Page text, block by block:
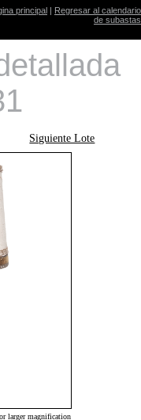
principal | Regresar al calendario
de subastas
Siguiente Lote
larger magnification